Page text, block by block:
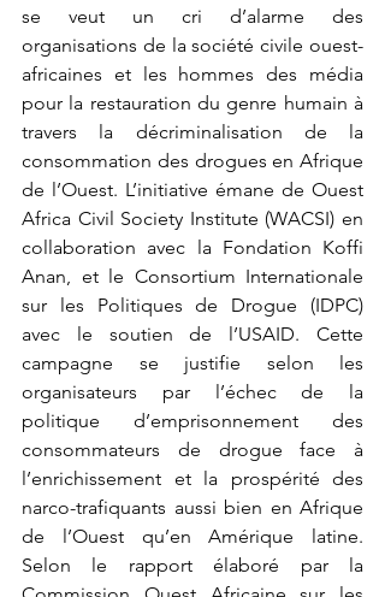
se veut un cri d’alarme des
organisations de la société civile ouest-
africaines et les hommes des média
pour la restauration du genre humain à
travers la décriminalisation de la
consommation des drogues en Afrique
de l’Ouest. L’initiative émane de Ouest
Africa Civil Society Institute (WACSI) en
collaboration avec la Fondation Koffi
Anan, et le Consortium Internationale
sur les Politiques de Drogue (IDPC)
avec le soutien de l’USAID. Cette
campagne se justifie selon les
organisateurs par l’échec de la
politique d’emprisonnement des
consommateurs de drogue face à
l’enrichissement et la prospérité des
narco-trafiquants aussi bien en Afrique
de l’Ouest qu’en Amérique latine.
Selon le rapport élaboré par la